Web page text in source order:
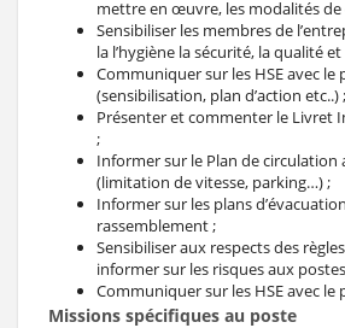
mettre en œuvre, les modalités
Sensibiliser les membres de
la l’hygiène la sécurité, la qualité
Communiquer sur les HSE avec le
(sensibilisation, plan d’action etc..) ;
Présenter et commenter le Livret
;
Informer sur le Plan de circulation
(limitation de vitesse, parking…) ;
Informer sur les plans
rassemblement ;
Sensibiliser aux respects des
informer sur les risques aux
Communiquer sur les HSE avec le
Missions spécifiques au poste